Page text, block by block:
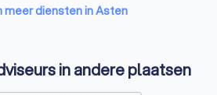
installateurs in Asten
meer diensten in Asten
in andere plaatsen